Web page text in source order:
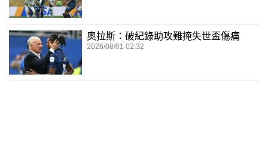
奧拉斯：破紀錄助攻難掩失世盃傷痛
2026/08/01 02:32